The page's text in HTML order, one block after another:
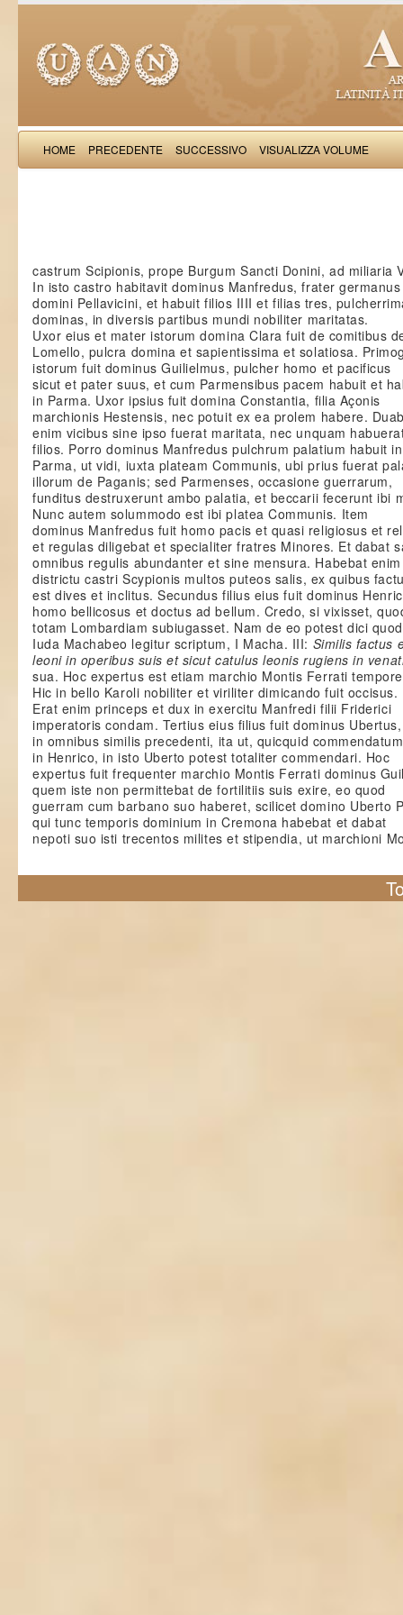
HOME PRECEDENTE SUCCESSIVO VISUALIZZA VOLUME
castrum Scipionis, prope Burgum Sancti Donini, ad miliaria
In isto castro habitavit dominus Manfredus, frater
domini Pellavicini, et habuit filios IIII et filias tres,
dominas, in diversis partibus mundi nobiliter maritatas.
Uxor eius et mater istorum domina Clara fuit de comitibus
Lomello, pulcra domina et sapientissima et solatiosa.
istorum fuit dominus Guilielmus, pulcher homo et pacificus
sicut et pater suus, et cum Parmensibus pacem habuit et
in Parma. Uxor ipsius fuit domina Constantia, filia Açonis
marchionis Hestensis, nec potuit ex ea prolem habere.
enim vicibus sine ipso fuerat maritata, nec unquam
filios. Porro dominus Manfredus pulchrum palatium habuit in
Parma, ut vidi, iuxta plateam Communis, ubi prius fuerat
illorum de Paganis; sed Parmenses, occasione guerrarum,
funditus destruxerunt ambo palatia, et beccarii fecerunt ibi
Nunc autem solummodo est ibi platea Communis. Item
dominus Manfredus fuit homo pacis et quasi religiosus et
et regulas diligebat et specialiter fratres Minores. Et dabat
omnibus regulis abundanter et sine mensura. Habebat
districtu castri Scypionis multos puteos salis, ex quibus
est dives et inclitus. Secundus filius eius fuit dominus
homo bellicosus et doctus ad bellum. Credo, si vixisset,
totam Lombardiam subiugasset. Nam de eo potest dici
Iuda Machabeo legitur scriptum, I Macha. III: Similis factus
leoni in operibus suis et sicut catulus leonis rugiens in
sua. Hoc expertus est etiam marchio Montis Ferrati
Hic in bello Karoli nobiliter et viriliter dimicando fuit occisus.
Erat enim princeps et dux in exercitu Manfredi filii Friderici
imperatoris condam. Tertius eius filius fuit dominus Ubertus,
in omnibus similis precedenti, ita ut, quicquid
in Henrico, in isto Uberto potest totaliter commendari. Hoc
expertus fuit frequenter marchio Montis Ferrati dominus
quem iste non permittebat de fortilitiis suis exire, eo quod
guerram cum barbano suo haberet, scilicet domino Uberto
qui tunc temporis dominium in Cremona habebat et dabat
nepoti suo isti trecentos milites et stipendia, ut marchioni